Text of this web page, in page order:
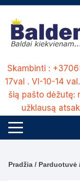
Skip
content
Skambinti :
17val . VI-10-14
šią pašto dėžutę:
užklausą
Pradžia / Parduotuvė